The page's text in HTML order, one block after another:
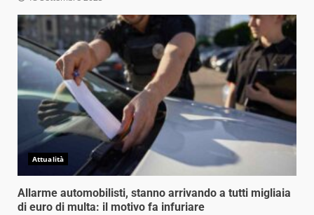
Attualità
Allarme automobilisti, stanno arrivando a tutti migliaia
di euro di multa: il motivo fa infuriare